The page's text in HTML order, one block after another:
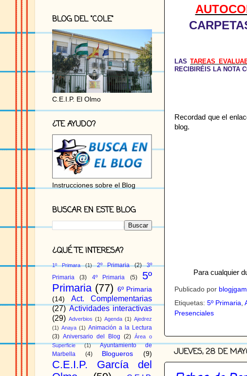
LASTAREAS
RECIBIRÉIS LA NOTA
Recordad que el
blog.
Para cualquier
Publicado por
Etiquetas: 5º Primaria
Presenciales
JUEVES, 28 DE
BLOG DEL "COLE"
C.E.I.P. El Olmo
¿TE AYUDO?
Instrucciones sobre el Blog
BUSCAR EN ESTE BLOG
¿QUÉ TE INTERESA?
1º Primara (1) 2º Primaria (2)
3º
Primaria
(3) 4º Primaria (5)
5º
Primaria (77) 6º Primaria
(14)
Act. Complementarias
(27) Actividades interactivas
(29) Adverbios (1) Agenda (1) Ajedrez
(1) Anaya (1) Animación a la Lectura
(3) Aniversario del Blog (2) Área o
Superficie
(1)
Ayuntamiento de
Marbella
(4) Blogueros (9)
C.E.I.P. García del